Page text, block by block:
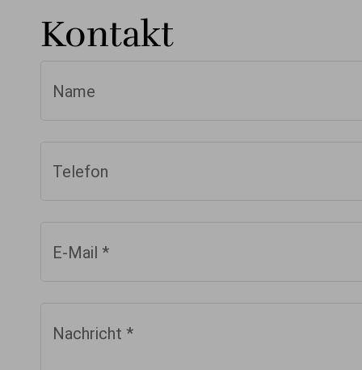
Kontakt
Name
Telefon
E-Mail *
Nachricht *